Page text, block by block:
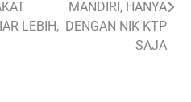
LEBIH,
MANDIRI, HANYA
DENGAN NIK KTP
SAJA